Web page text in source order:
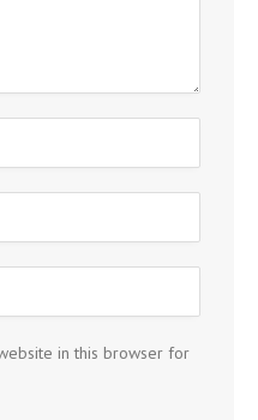
in this browser for